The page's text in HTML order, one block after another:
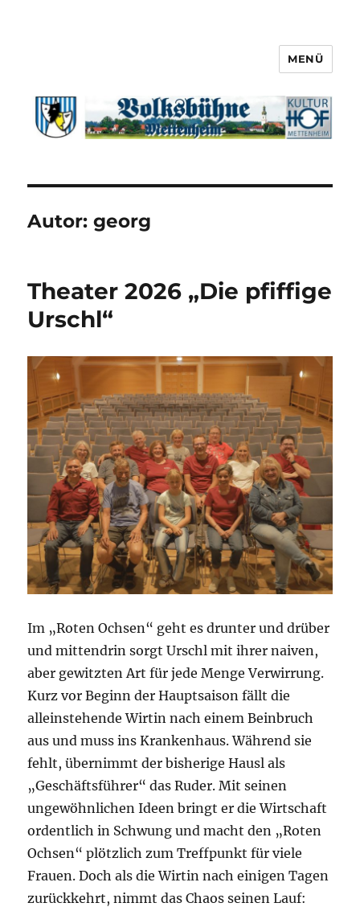
MENÜ
Autor:georg
Theater 2026 „Die pfiffige
Urschl“
Im „Roten Ochsen“ geht es drunter und drüber
und mittendrin sorgt Urschl mit ihrer naiven,
aber gewitzten Art für jede Menge Verwirrung.
Kurz vor Beginn der Hauptsaison fällt die
alleinstehende Wirtin nach einem Beinbruch
aus und muss ins Krankenhaus. Während sie
fehlt, übernimmt der bisherige Hausl als
„Geschäftsführer“ das Ruder. Mit seinen
ungewöhnlichen Ideen bringt er die Wirtschaft
ordentlich in Schwung und macht den „Roten
Ochsen“ plötzlich zum Treffpunkt für viele
Frauen. Doch als die Wirtin nach einigen Tagen
zurückkehrt, nimmt das Chaos seinen Lauf: